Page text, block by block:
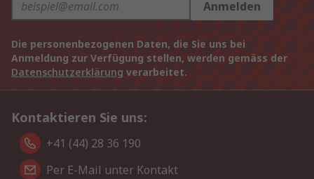
Anmelden
Die personenbezogenen Daten, die Sie uns bei
Anmeldung zur Verfügung stellen, werden gemäss der
Datenschutzerklärung verarbeitet.
Kontaktieren Sie uns:
+41 (44) 28 36 190
Per E-Mail unter Kontakt